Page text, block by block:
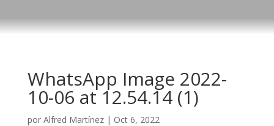
WhatsApp Image 2022-
10-06 at 12.54.14 (1)
por Alfred Martínez| Oct 6, 2022